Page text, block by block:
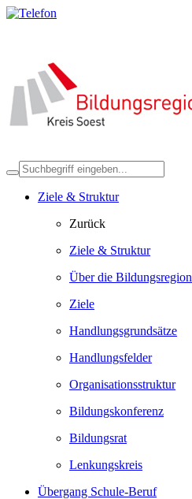
Ziele & Struktur
Zurück
Ziele & Struktur
Über die Bildungsregion
Ziele
Handlungsgrundsätze
Handlungsfelder
Organisationsstruktur
Bildungskonferenz
Bildungsrat
Lenkungskreis
Übergang Schule-Beruf